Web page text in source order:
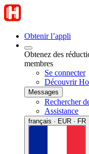
Obtenir l’appli
Obtenez des
membres
Se connecter
Découvrir
Messages
Rechercher
Assistance
français · EUR · FR